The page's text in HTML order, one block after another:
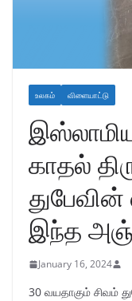
உலகம் விளையாட்டு
காதல்
இந்த
January 16, 2024
30 வயதாகும் சிவம்